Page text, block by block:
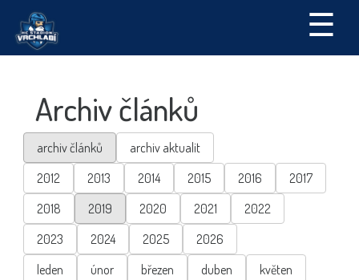
☰
Archiv článků
archiv článků
archiv aktualit
2012
2013 2014 2015 2016
2017
2018
2019 2020 2021
2022
2023
2024 2025
2026
leden
únor březen duben
květen